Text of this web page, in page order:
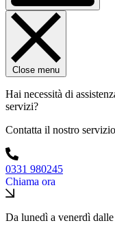
Close menu
Hai necessità di
servizi?
Contatta il nostro
0331 980245
Chiama ora
Da lunedì a venerdì